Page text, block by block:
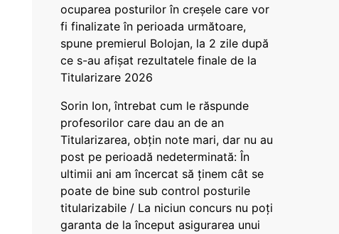
ocuparea posturilor în creșele care vor
fi finalizate în perioada următoare,
spune premierul Bolojan, la 2 zile după
ce s-au afișat rezultatele finale de la
Titularizare 2026
Sorin Ion, întrebat cum le răspunde
profesorilor care dau an de an
Titularizarea, obțin note mari, dar nu au
post pe perioadă nedeterminată: În
ultimii ani am încercat să ținem cât se
poate de bine sub control posturile
titularizabile / La niciun concurs nu poți
garanta de la început asigurarea unui